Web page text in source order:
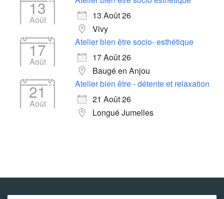
13
Août
13 Août 26
Vivy
17
Août
Atelier bien être socio- esthétique
17 Août 26
Baugé en Anjou
21
Août
Atelier bien être - détente et relaxation
21 Août 26
Longué Jumelles